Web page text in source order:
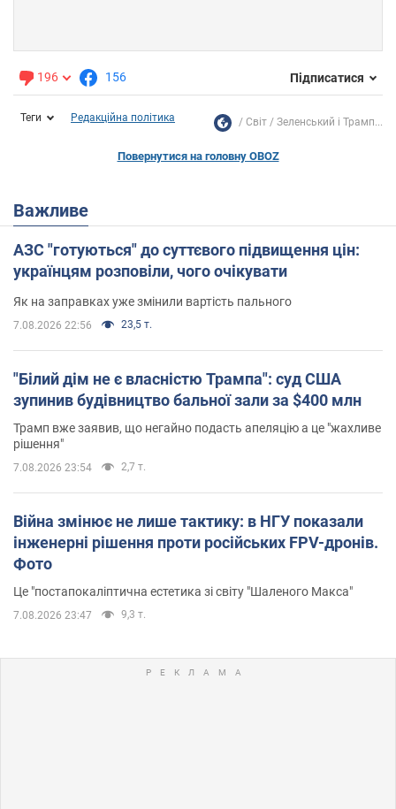
196 156 Підписатися
Теги Редакційна політика Світ Зеленський і Трамп...
Повернутися на головну OBOZ
Важливе
АЗС "готуються" до суттєвого підвищення цін:
українцям розповіли, чого очікувати
Як на заправках уже змінили вартість пального
7.08.2026 22:56 23,5 т.
"Білий дім не є власністю Трампа": суд США
зупинив будівництво бальної зали за $400 млн
Трамп вже заявив, що негайно подасть апеляцію а це "жахливе
рішення"
7.08.2026 23:54 2,7 т.
Війна змінює не лише тактику: в НГУ показали
інженерні рішення проти російських FPV-дронів.
Фото
Це "постапокаліптична естетика зі світу "Шаленого Макса"
7.08.2026 23:47 9,3 т.